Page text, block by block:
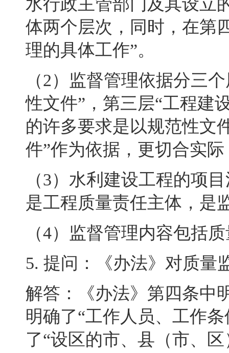
水行政主管部门及其设立
体两个层次，同时 ， 在第
理的具体工作”。
（2）监督管理依据分三
性文件”，第三层“工程建
的许多要求是以规范性文
件”作为依据，更切合实际
（3）水利建设工程的项
是工程质量责任主体，是
（4）监督管理内容包括
5. 提问：《办法》对质量
解答：《办法》第四条中
明确了“工作人员、工作
了“设区的市、县（市、